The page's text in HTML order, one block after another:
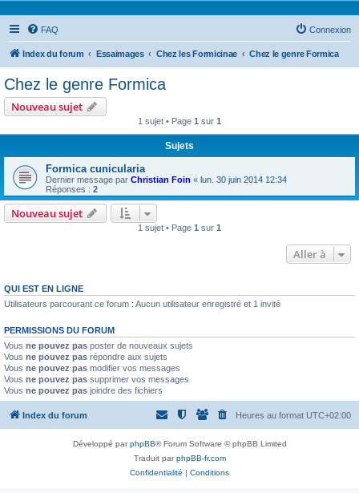
FAQ Connexion
Index du forum Essaimages Chez les Formicinae Chez le genre Formica
Chez le genre Formica
Nouveau sujet
1 sujet • Page 1 sur 1
Sujets
Formica cunicularia
Dernier message par Christian Foin « lun. 30 juin 2014 12:34
Réponses : 2
Nouveau sujet
1 sujet • Page 1 sur 1
Aller à
QUI EST EN LIGNE
Utilisateurs parcourant ce forum : Aucun utilisateur enregistré et 1 invité
PERMISSIONS DU FORUM
Vous ne pouvez pas poster de nouveaux sujets
Vous ne pouvez pas répondre aux sujets
Vous ne pouvez pas modifier vos messages
Vous ne pouvez pas supprimer vos messages
Vous ne pouvez pas joindre des fichiers
Index du forum Heures au format UTC+02:00
Développé parphpBB® Forum Software © phpBB Limited
Traduit parphpBB-fr.com
Confidentialité | Conditions